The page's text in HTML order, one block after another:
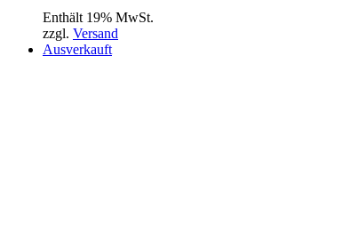
Enthält 19% MwSt.
zzgl. Versand
Ausverkauft